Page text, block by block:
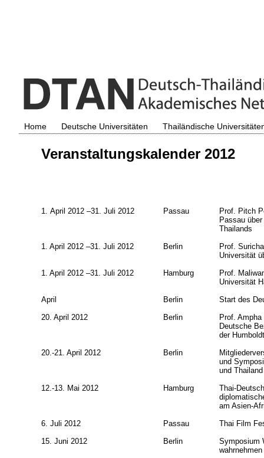
Home Deutsche Universitäten Thailändische
Veranstaltungskalender 2012
1. April 2012 –31. Juli 2012 Passau
Prof. Pitch
Passau
Thailands
1. April 2012 –31. Juli 2012
Berlin
Prof.
Universität
1. April 2012 –31. Juli 2012
Hamburg
Prof.
Universität
April
Berlin
Start des
20. April 2012
Berlin
Prof.
Deutsche
der
20.-21. April 2012
Berlin
und
und
12.-13. Mai 2012
Hamburg
Thai-
am Asien-
6. Juli 2012
Passau
Thai Film
15. Juni 2012
Berlin
Symposium